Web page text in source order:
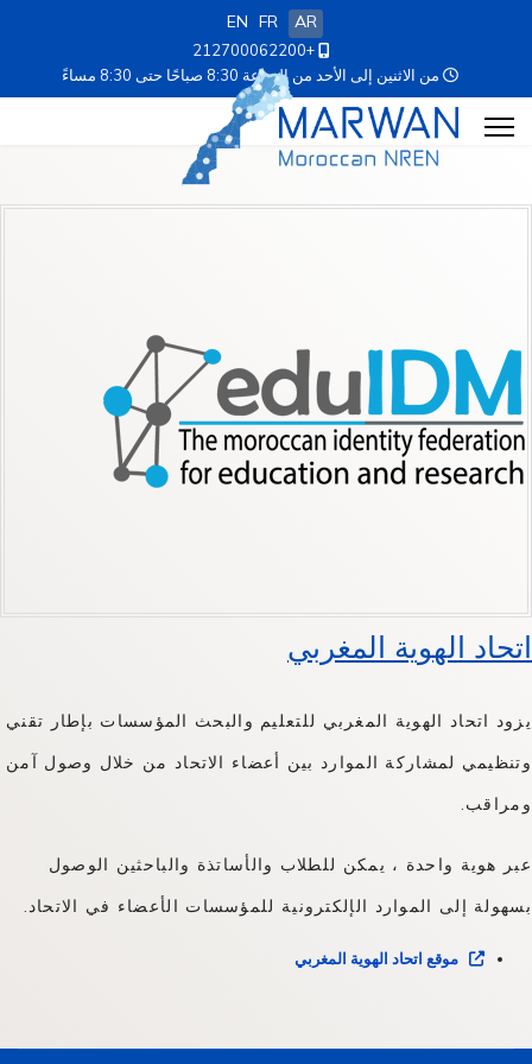
AR
FR
EN
+212700062200
من الاثنين إلى الأحد من الساعة 8:30 صباحًا حتى 8:30 مساءً
اتحاد الهوية المغربي
يزود اتحاد الهوية المغربي للتعليم والبحث المؤسسات بإطار تقني
وتنظيمي لمشاركة الموارد بين أعضاء الاتحاد من خلال وصول آمن
ومراقب.
عبر هوية واحدة ، يمكن للطلاب والأساتذة والباحثين الوصول
بسهولة إلى الموارد الإلكترونية للمؤسسات الأعضاء في الاتحاد.
موقع اتحاد الهوية المغربي